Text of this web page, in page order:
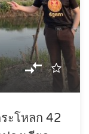
ะโหลก 42